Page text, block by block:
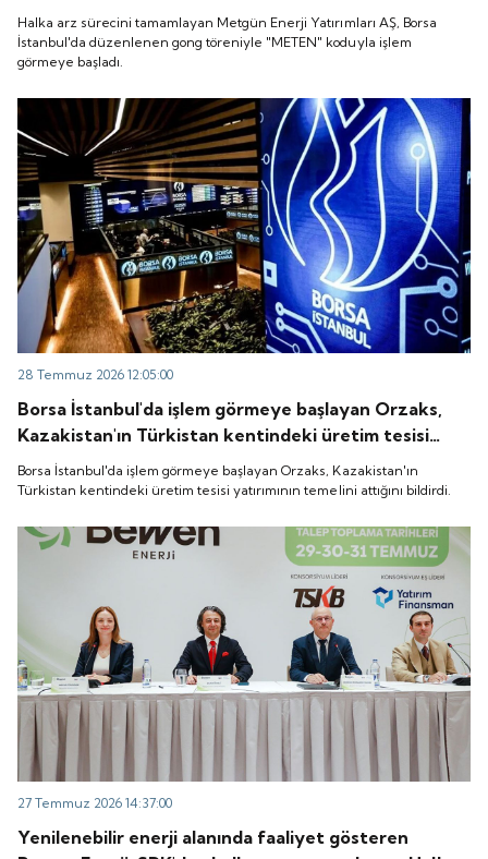
töreniyle "METEN" koduyla işlem görmeye başladı.
Halka arz sürecini tamamlayan Metgün Enerji Yatırımları AŞ, Borsa
İstanbul'da düzenlenen gong töreniyle "METEN" koduyla işlem
görmeye başladı.
28 Temmuz 2026 12:05:00
Borsa İstanbul'da işlem görmeye başlayan Orzaks,
Kazakistan'ın Türkistan kentindeki üretim tesisi
yatırımının temelini attığını bildirdi.
Borsa İstanbul'da işlem görmeye başlayan Orzaks, Kazakistan'ın
Türkistan kentindeki üretim tesisi yatırımının temelini attığını bildirdi.
27 Temmuz 2026 14:37:00
Yenilenebilir enerji alanında faaliyet gösteren